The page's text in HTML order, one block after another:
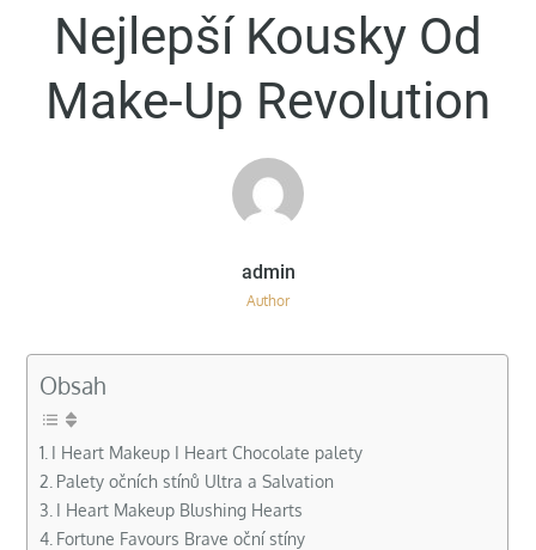
Nejlepší Kousky Od
Make-Up Revolution
Author
Obsah
I Heart Makeup I Heart Chocolate palety
Palety očních stínů Ultra a Salvation
I Heart Makeup Blushing Hearts
Fortune Favours Brave oční stíny